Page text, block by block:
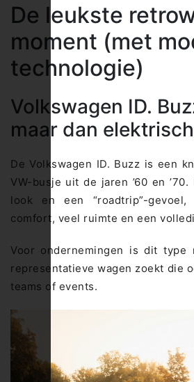
De leukste
moment (met
technologie)
Volkswagen ID.
maar dan elektrisch
De Volkswagen ID. Buzz is een
VW-busje uit de jaren ’60 en
look en een “roadtrip”-
comfort, veel ruimte en een
Voor ondernemingen is dit
representatieve wagen zoekt die
teams of events.